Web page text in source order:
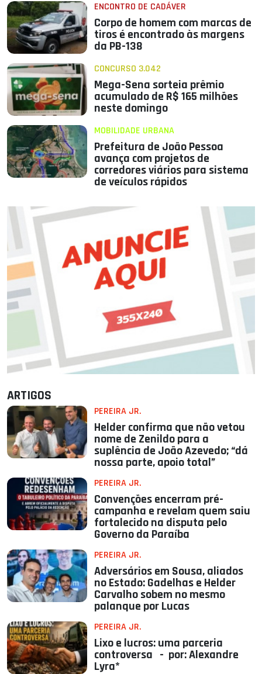
ENCONTRO DE CADÁVER
Corpo de homem com marcas de
tiros é encontrado às margens
da PB-138
CONCURSO 3.042
Mega-Sena sorteia prêmio
acumulado de R$ 165 milhões
neste domingo
MOBILIDADE URBANA
Prefeitura de João Pessoa
avança com projetos de
corredores viários para sistema
de veículos rápidos
ARTIGOS
PEREIRA JR.
Helder confirma que não vetou
nome de Zenildo para a
suplência de João Azevedo; “dá
nossa parte, apoio total”
PEREIRA JR.
Convenções encerram pré-
campanha e revelam quem saiu
fortalecido na disputa pelo
Governo da Paraíba
PEREIRA JR.
Adversários em Sousa, aliados
no Estado: Gadelhas e Helder
Carvalho sobem no mesmo
palanque por Lucas
PEREIRA JR.
Lixo e lucros: uma parceria
controversa - por: Alexandre
Lyra*